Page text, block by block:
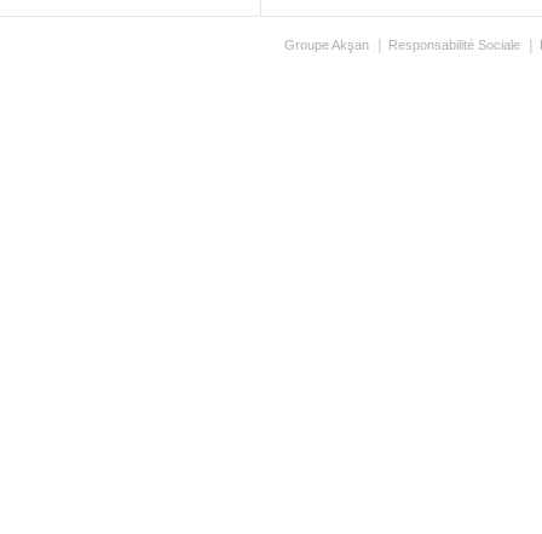
Groupe Akşan Responsabilité Sociale